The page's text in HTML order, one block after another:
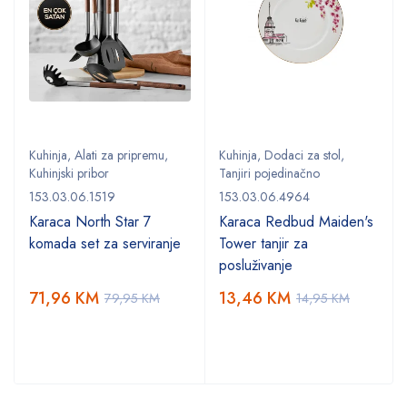
Kuhinja, Alati za pripremu,
Kuhinjski pribor
153.03.06.1519
Karaca North Star 7
komada set za serviranje
79,95KM
71,96 KM
Kuhinja, Dodaci za stol,
Tanjiri pojedinačno
153.03.06.4964
Karaca Redbud Maiden's
Tower tanjir za
posluživanje
14,95KM
13,46 KM